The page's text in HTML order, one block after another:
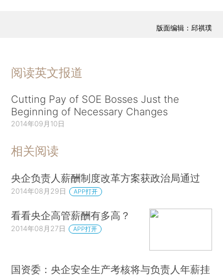
版面编辑：邱祺璞
阅读英文报道
Cutting Pay of SOE Bosses Just the
Beginning of Necessary Changes
2014年09月10日
相关阅读
央企负责人薪酬制度改革方案获政治局通过
2014年08月29日 APP打开
看看央企高管薪酬有多高？
2014年08月27日 APP打开
国资委：央企安全生产考核将与负责人年薪挂